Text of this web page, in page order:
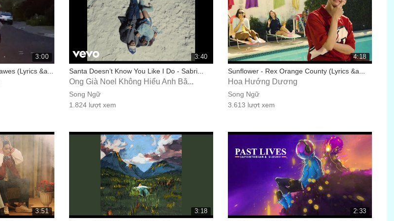
3:00
(Lyrics &a...
3:40
Santa Doesn’t Know You Like I Do - Sabri...
Ông Già Noel Không Hiểu Anh Bằ...
Song Ngữ
1.824 lượt xem
4:18
Sunflower - Rex Orange County (Lyrics &a...
Hoa Hướng Dương
Song Ngữ
3.613 lượt xem
3:51 3:18 2:33